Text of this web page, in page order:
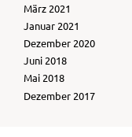
März 2021
Januar 2021
Dezember 2020
Juni 2018
Mai 2018
Dezember 2017